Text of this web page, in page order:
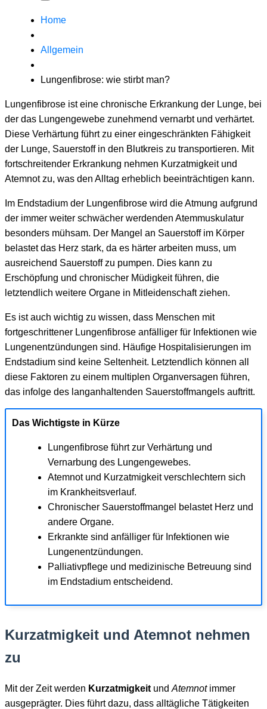
Home
Allgemein
Lungenfibrose: wie stirbt man?
Lungenfibrose ist eine chronische Erkrankung der Lunge, bei
der das Lungengewebe zunehmend vernarbt und verhärtet.
Diese Verhärtung führt zu einer eingeschränkten Fähigkeit
der Lunge, Sauerstoff in den Blutkreis zu transportieren. Mit
fortschreitender Erkrankung nehmen Kurzatmigkeit und
Atemnot zu, was den Alltag erheblich beeinträchtigen kann.
Im Endstadium der Lungenfibrose wird die Atmung aufgrund
der immer weiter schwächer werdenden Atemmuskulatur
besonders mühsam. Der Mangel an Sauerstoff im Körper
belastet das Herz stark, da es härter arbeiten muss, um
ausreichend Sauerstoff zu pumpen. Dies kann zu
Erschöpfung und chronischer Müdigkeit führen, die
letztendlich weitere Organe in Mitleidenschaft ziehen.
Es ist auch wichtig zu wissen, dass Menschen mit
fortgeschrittener Lungenfibrose anfälliger für Infektionen wie
Lungenentzündungen sind. Häufige Hospitalisierungen im
Endstadium sind keine Seltenheit. Letztendlich können all
diese Faktoren zu einem multiplen Organversagen führen,
das infolge des langanhaltenden Sauerstoffmangels auftritt.
Das Wichtigste in Kürze
Lungenfibrose führt zur Verhärtung und
Vernarbung des Lungengewebes.
Atemnot und Kurzatmigkeit verschlechtern sich
im Krankheitsverlauf.
Chronischer Sauerstoffmangel belastet Herz und
andere Organe.
Erkrankte sind anfälliger für Infektionen wie
Lungenentzündungen.
Palliativpflege und medizinische Betreuung sind
im Endstadium entscheidend.
Kurzatmigkeit und Atemnot nehmen
zu
Mit der Zeit werden Kurzatmigkeit und Atemnotimmer
ausgeprägter. Dies führt dazu, dass alltägliche Tätigkeiten